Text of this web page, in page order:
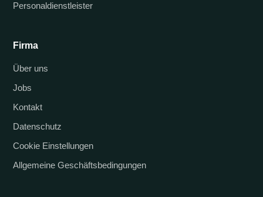
Personaldienstleister
Firma
Über uns
Jobs
Kontakt
Datenschutz
Cookie Einstellungen
Allgemeine Geschäftsbedingungen